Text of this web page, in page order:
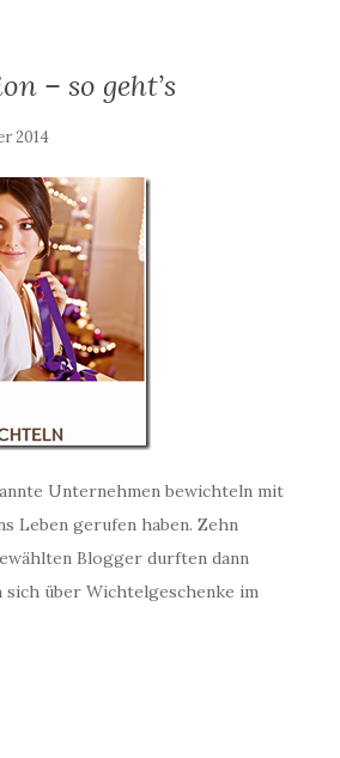
– so geht’s
2014
Unternehmen bewichteln mit
Leben gerufen haben. Zehn
Blogger durften dann
über Wichtelgeschenke im